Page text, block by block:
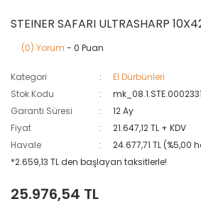
STEINER SAFARI ULTRASHARP
(0) Yorum - 0 Puan
Kategori
El Dürbünleri
Stok Kodu
Garanti Süresi
12 Ay
Fiyat
21.647,12 TL + KDV
Havale
24.677,71 TL
*2.659,13 TL den başlayan taksitlerle!
25.976,54 TL